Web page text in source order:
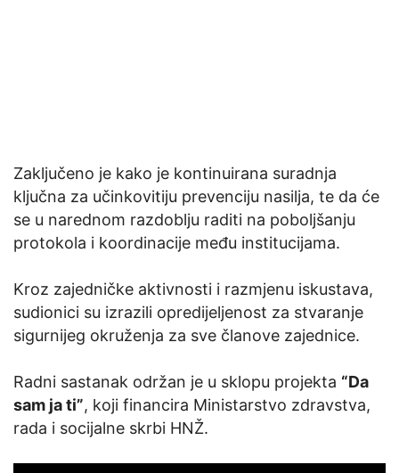
Zaključeno je kako je kontinuirana suradnja
ključna za učinkovitiju prevenciju nasilja, te da će
se u narednom razdoblju raditi na poboljšanju
protokola i koordinacije među institucijama.
Kroz zajedničke aktivnosti i razmjenu iskustava,
sudionici su izrazili opredijeljenost za stvaranje
sigurnijeg okruženja za sve članove zajednice.
Radni sastanak održan je u sklopu projekta “Da
sam ja ti”, koji financira Ministarstvo zdravstva,
rada i socijalne skrbi HNŽ.